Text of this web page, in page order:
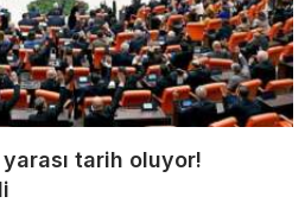
tarih oluyor!